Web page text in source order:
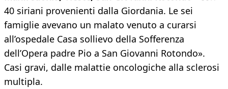
40 siriani provenienti dalla Giordania. Le sei
famiglie avevano un malato venuto a curarsi
all’ospedale Casa sollievo della Sofferenza
dell’Opera padre Pio a San Giovanni Rotondo».
Casi gravi, dalle malattie oncologiche alla sclerosi
multipla.